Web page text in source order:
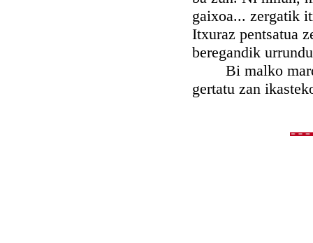
gaixoa... zergatik
Itxuraz pentsatua
beregandik
Bi malko
gertatu zan